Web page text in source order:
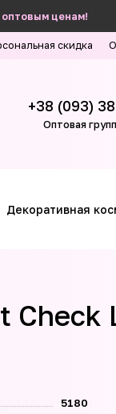
оптовым ценам!
скидка
+38 (093)
Оптовая
Декоративная
5180